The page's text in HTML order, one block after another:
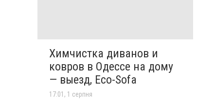
Химчистка диванов и
ковров в Одессе на дому
— выезд, Eco-Sofa
17:01, 1 серпня